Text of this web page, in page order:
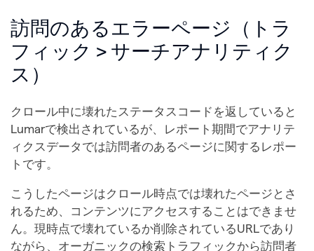
訪問のあるエラーページ（トラ
フィック > サーチアナリティク
ス）
クロール中に壊れたステータスコードを返していると
Lumarで検出されているが、レポート期間でアナリテ
ィクスデータでは訪問者のあるページに関するレポー
トです。
こうしたページはクロール時点では壊れたページとさ
れるため、コンテンツにアクセスすることはできませ
ん。現時点で壊れているか削除されているURLであり
ながら、オーガニックの検索トラフィックから訪問者